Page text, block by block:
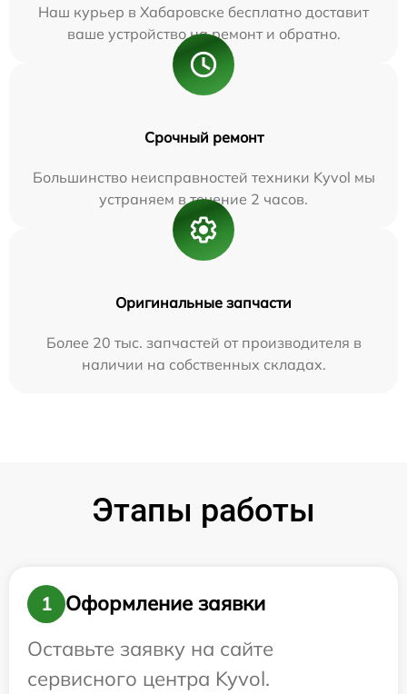
Наш курьер в Хабаровске бесплатно доставит
ваше устройство на ремонт и обратно.
Срочный ремонт
Большинство неисправностей техники Kyvol мы
устраняем в течение 2 часов.
Оригинальные запчасти
Более 20 тыс. запчастей от производителя в
наличии на собственных складах.
Этапы работы
1
Оформление заявки
Оставьте заявку на сайте
сервисного центра Kyvol.